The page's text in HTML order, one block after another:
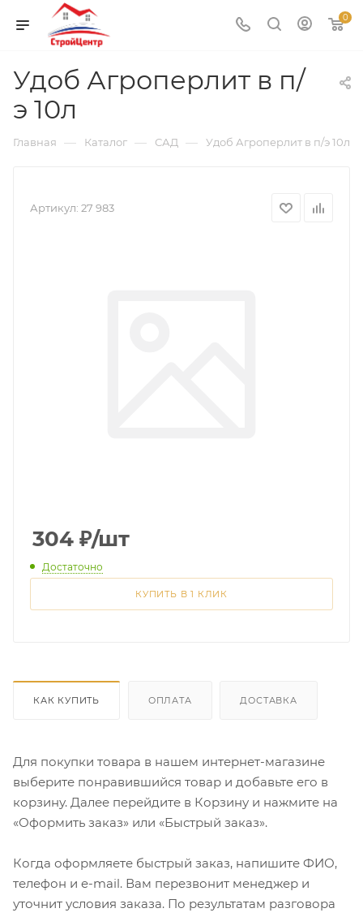
0
Удоб Агроперлит в п/
э 10л
Главная — Каталог — САД — Удоб Агроперлит в п/э 10л
Артикул: 27 983
304 ₽/шт
Достаточно
КУПИТЬ В 1 КЛИК
КАК КУПИТЬ ОПЛАТА ДОСТАВКА
Для покупки товара в нашем интернет-магазине
выберите понравившийся товар и добавьте его в
корзину. Далее перейдите в Корзину и нажмите на
«Оформить заказ» или «Быстрый заказ».
Когда оформляете быстрый заказ, напишите ФИО,
телефон и e-mail. Вам перезвонит менеджер и
уточнит условия заказа. По результатам разговора